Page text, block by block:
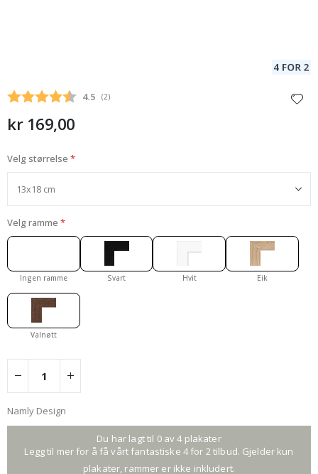
Gjennomsnittskarakter:
4.5 (stemmer:
2)
kr 169,00
Velg størrelse
Velg ramme
Ingen ramme Svart Hvit Eik
Valnøtt
Namly Design
Du har lagt til 0 av 4 plakater
Legg til mer for å få vårt fantastiske 4 for 2 tilbud. Gjelder kun
plakater, rammer er ikke inkludert.